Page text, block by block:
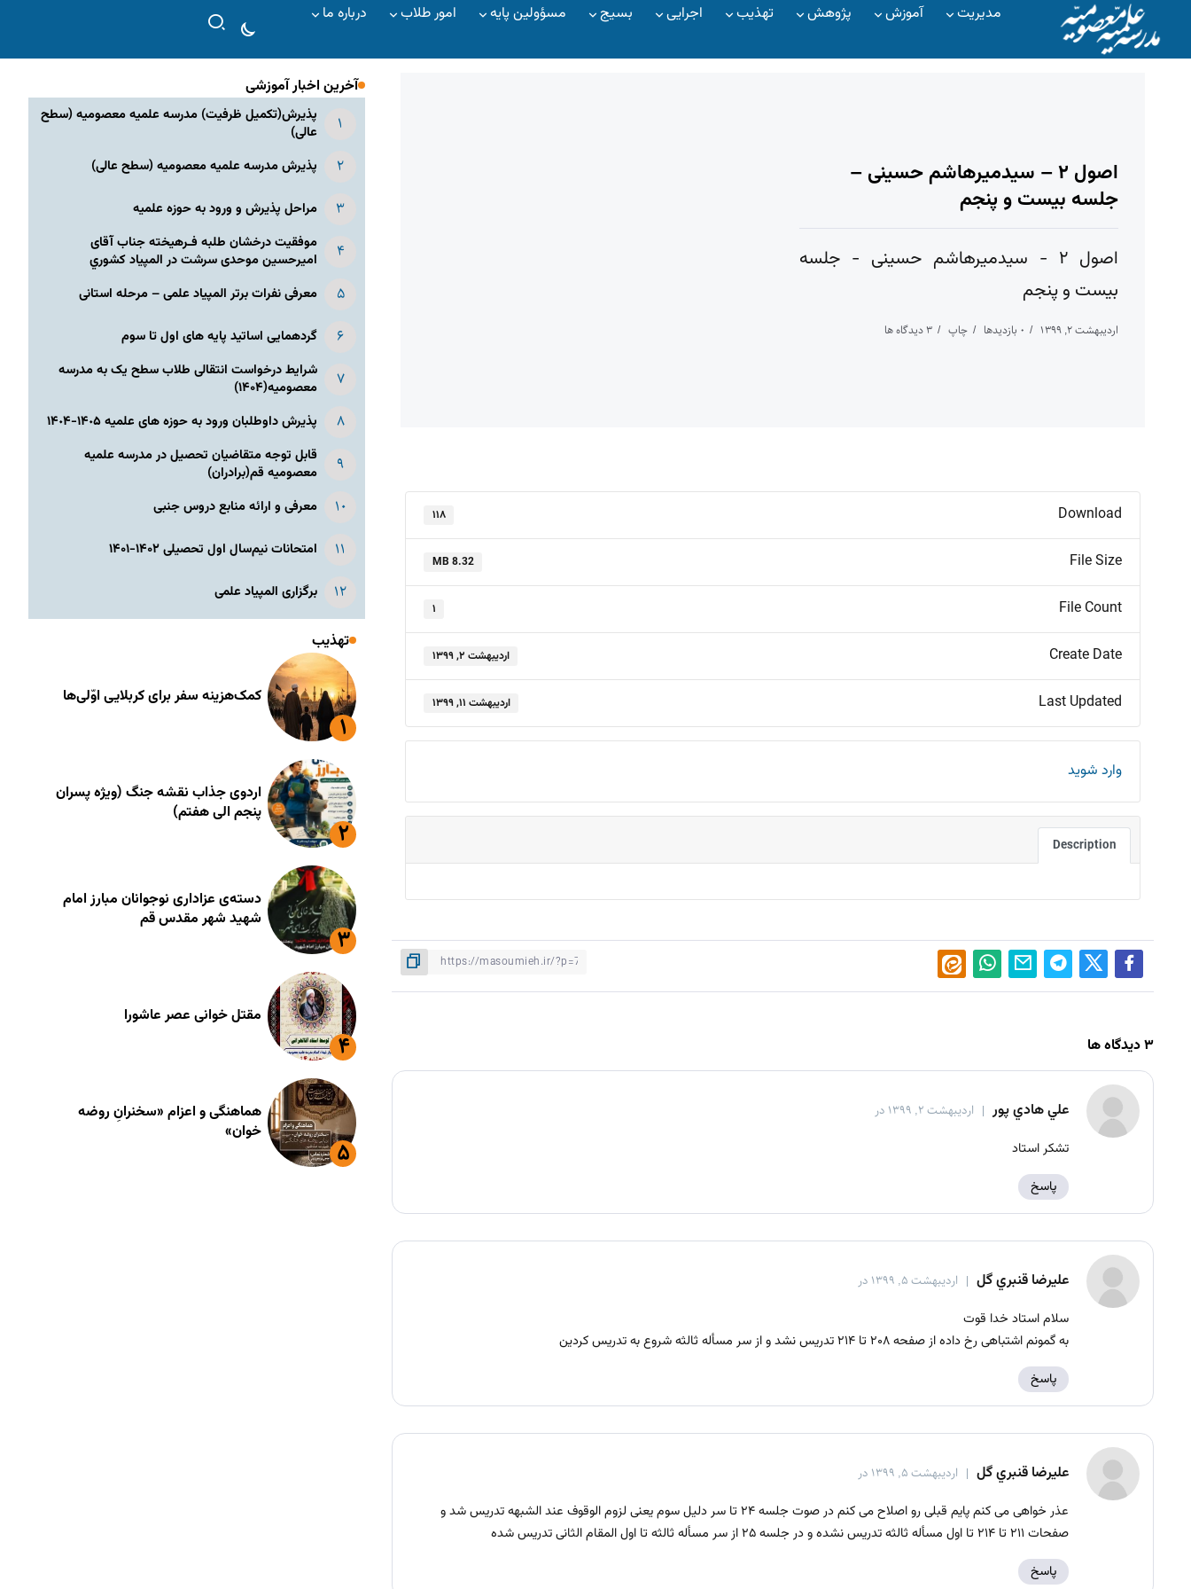
مدیریت آموزش پژوهش تهذیب اجرایی بسیج مسؤولین پایه امور طلاب درباره ما
اصول ۲ – سیدمیرهاشم حسینی –
جلسه بیست و پنجم
اصول ۲ - سیدمیرهاشم حسینی - جلسه
بیست و پنجم
اردیبهشت ۲, ۱۳۹۹ ۰ بازدیدها چاپ ۳ دیدگاه ها
Download ۱۱۸
File Size
8.32 MB
File Count ۱
Create Date اردیبهشت ۲, ۱۳۹۹
Last Updated اردیبهشت ۱۱, ۱۳۹۹
وارد شوید
Description
۳ دیدگاه ها
علي هادي پور
اردیبهشت ۲, ۱۳۹۹ در
تشکر استاد
پاسخ
عليرضا قنبري گل
اردیبهشت ۵, ۱۳۹۹ در
سلام استاد خدا قوت
به گمونم اشتباهی رخ داده از صفحه ۲۰۸ تا ۲۱۴ تدریس نشد و از سر مسأله ثالثه شروع به تدریس کردین
پاسخ
عليرضا قنبري گل
اردیبهشت ۵, ۱۳۹۹ در
عذر خواهی می کنم پایم قبلی رو اصلاح می کنم در صوت جلسه ۲۴ تا سر دلیل سوم یعنی لزوم الوقوف عند الشبهه تدریس شد و
صفحات ۲۱۱ تا ۲۱۴ تا اول مسأله ثالثه تدریس نشده و در جلسه ۲۵ از سر مسأله ثالثه تا اول المقام الثانی تدریس شده
پاسخ
آخرین اخبار آموزشی
پذیرش(تکمیل ظرفیت) مدرسه علمیه معصومیه‌ (سطح
عالی)
پذیرش مدرسه علمیه معصومیه‌ (سطح عالی)
مراحل پذیرش و ورود به حوزه علمیه
موفقیت درخشان طلبه فـرهیخته جناب آقای
امیرحسین موحدی سرشت در المپياد كشوري
معرفی نفرات برتر المپیاد علمی – مرحله استانی
گردهمایی اساتید پایه های اول تا سوم
شرایط درخواست انتقالی طلاب سطح یک به مدرسه
معصومیه(۱۴۰۴)
پذیرش داوطلبان ورود به حوزه های علمیه ١۴٠۵-١۴٠۴
قابل توجه متقاضیان تحصیل در مدرسه علمیه
معصومیه قم(برادران)
معرفی و ارائه منابع دروس جنبی
امتحانات نیم‌سال اول تحصیلی ۱۴۰۲-۱۴۰۱
برگزاری المپیاد علمی
تهذیب
کمک‌هزینه سفر برای کربلایی اوّلی‌ها
اردوی جذاب نقشه جنگ (ویژه پسران
پنجم الی هفتم)
دسته‌ی عزاداری نوجوانان مبارز امام
شهید شهر مقدس قم
مقتل خوانی عصر عاشورا
هماهنگی و اعزام «سخنرانِ روضه
خوان»